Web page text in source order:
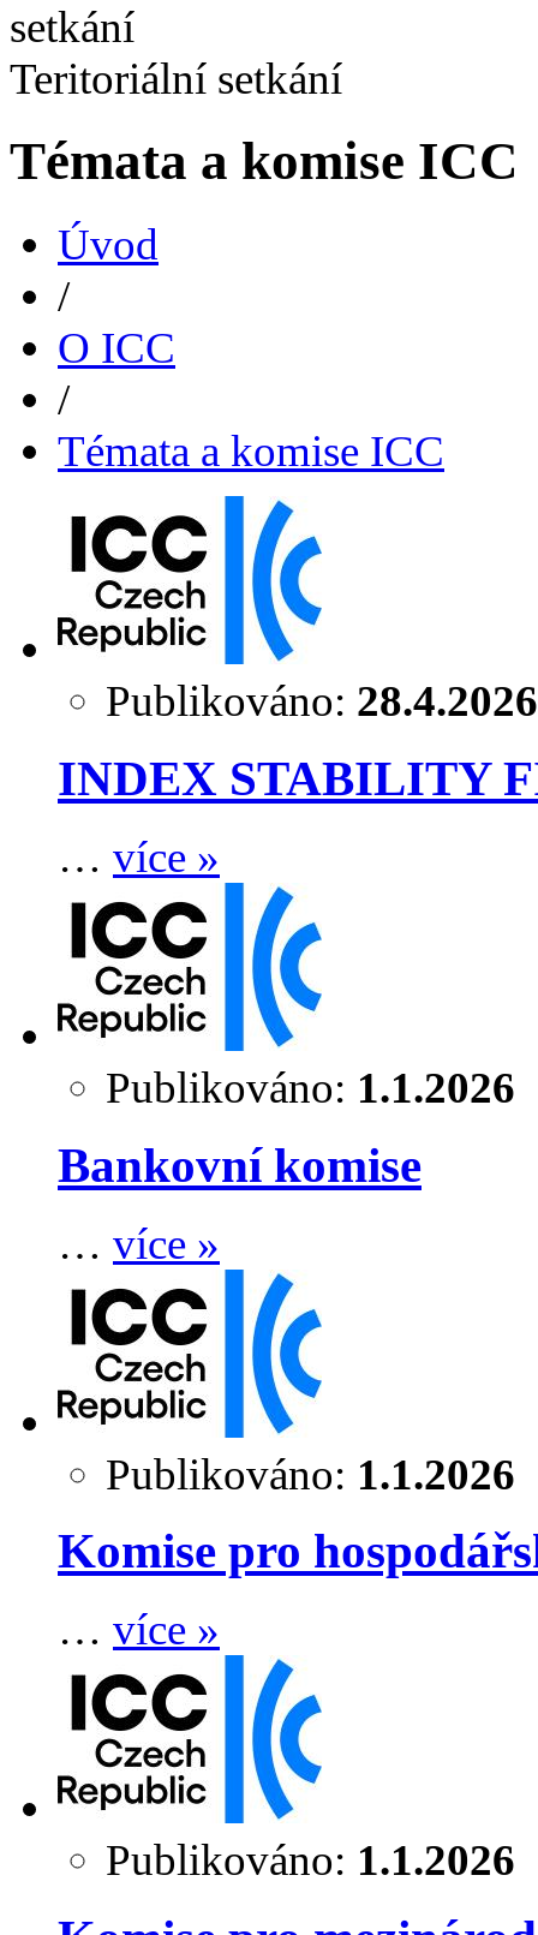
Teritoriální setkání
Témata a komise ICC
Úvod
/
O ICC
/
Témata a komise ICC
Publikováno: 28.4.2026
INDEX STABILITY
… více »
Publikováno: 1.1.2026
Bankovní komise
… více »
Publikováno: 1.1.2026
Komise pro
… více »
Publikováno: 1.1.2026